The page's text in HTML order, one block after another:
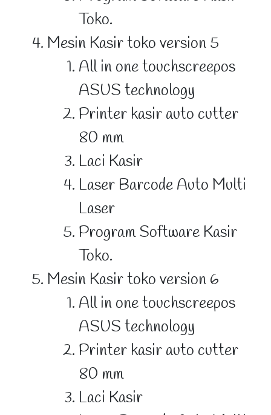
Toko.
Mesin Kasir toko version 5
All in one touchscreepos
ASUS technology
Printer kasir auto cutter
80 mm
Laci Kasir
Laser Barcode Auto Multi
Laser
Program Software Kasir
Toko.
Mesin Kasir toko version 6
All in one touchscreepos
ASUS technology
Printer kasir auto cutter
80 mm
Laci Kasir